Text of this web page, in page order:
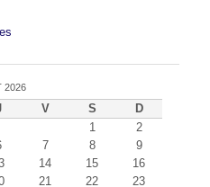
2026
V S
D
1
2
7 8
9
14 15
16
21 22 23